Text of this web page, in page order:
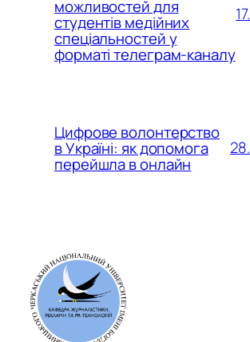
можливостей для
студентів медійних
спеціальностей у
форматі телеграм-каналу
Цифрове волонтерство
в Україні: як допомога
перейшла в онлайн